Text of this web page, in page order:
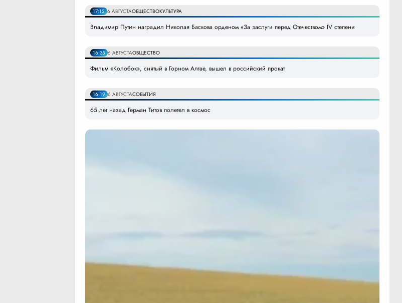
17:12 6 АВГУСТАОБЩЕСТВОКУЛЬТУРА
Владимир Путин наградил Николая Баскова орденом «За заслуги перед Отечеством» IV степени
16:35 6 АВГУСТАОБЩЕСТВО
Фильм «Колобок», снятый в Горном Алтае, вышел в российский прокат
16:19 6 АВГУСТАСОБЫТИЯ
65 лет назад Герман Титов полетел в космос